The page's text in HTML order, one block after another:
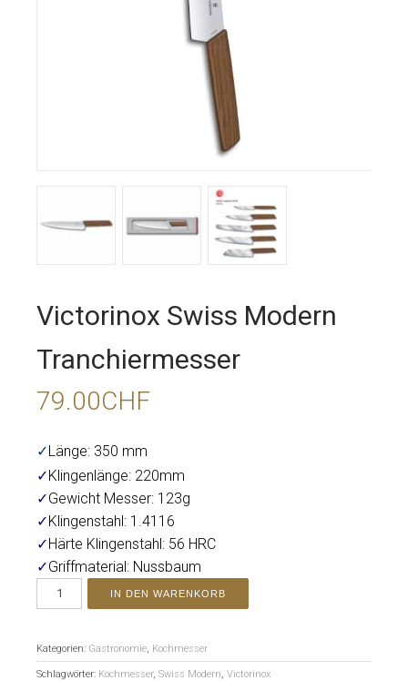
Victorinox Swiss Modern
Tranchiermesser
79.00CHF
✓Länge: 350 mm
✓Klingenlänge: 220mm
✓Gewicht Messer: 123g
✓Klingenstahl: 1.4116
✓Härte Klingenstahl: 56 HRC
✓Griffmaterial: Nussbaum
IN DEN WARENKORB
Kategorien: Gastronomie, Kochmesser
Schlagwörter: Kochmesser, Swiss Modern, Victorinox